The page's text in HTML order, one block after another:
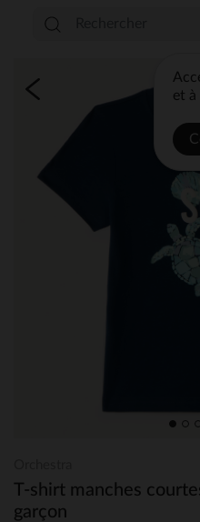
et à
T-shirt manches
garçon